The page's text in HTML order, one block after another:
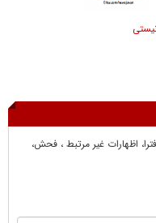
اظهارات غير مرتبط ، فحش،